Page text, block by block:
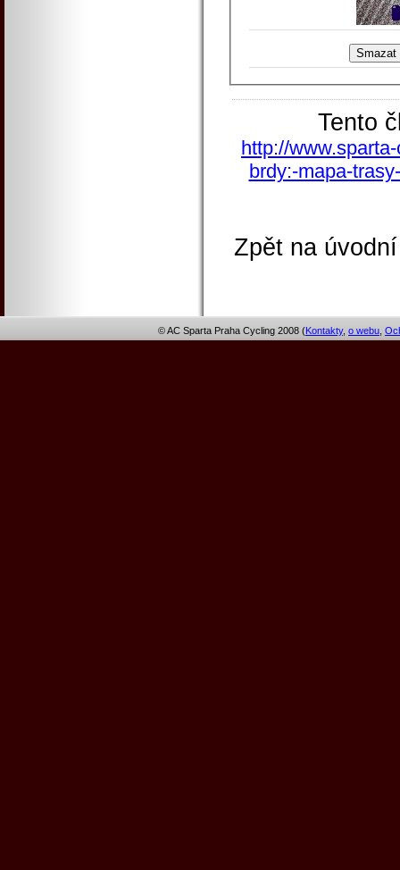
Tento
http://
brdy:-mapa-
Zpět na
© AC Sparta Praha Cycling 2008 (Kontakty, o webu